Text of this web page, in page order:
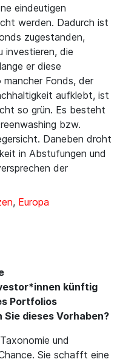
eindeutigen
werden. Dadurch ist
zugestanden,
investieren, die
er diese
mancher Fonds, der
aufklebt, ist
so grün. Es besteht
bzw.
Daneben droht
in Abstufungen und
der
, Europa
künftig
Portfolios
dieses Vorhaben?
und
Sie schafft eine